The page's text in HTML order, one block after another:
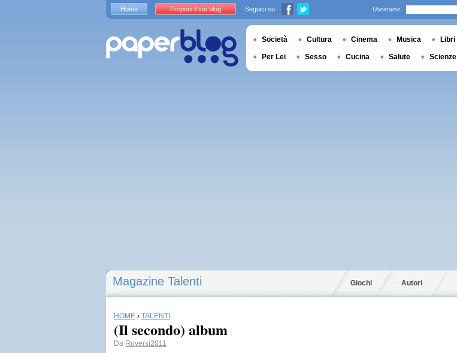
Magazine Talenti Giochi Autori
HOME › TALENTI
(Il secondo) album
Da Roversi2011
Home Proponi il tuo blog Seguici su Username
Società Cultura Cinema Musica Libri
Per Lei Sesso Cucina Salute Scienze